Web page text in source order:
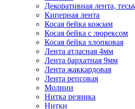
Декоративная лента,
Киперная лента
Косая бейка кожзам
Косая бейка с люрексом
Косая бейка хлопковая
Лента атласная 4мм
Лента бархатная 9мм
Лента жаккардовая
Лента репсовая
Молнии
Нитка резинка
Нитки